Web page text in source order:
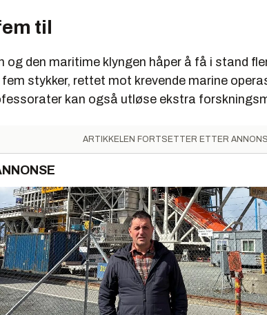
til
og den maritime klyngen håper å få i stand
fem stykker, rettet mot krevende marine
kan også utløse ekstra
ARTIKKELEN FORTSETTER ETTER